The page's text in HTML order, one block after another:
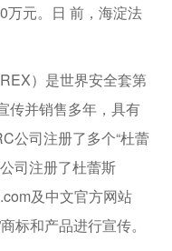
万元。日 前，海淀法
）是世界安全套第
传并销售多年，具有
公司注册了多个“杜蕾
司注册了杜蕾斯
及中文官方网站
标和产品进行宣传。